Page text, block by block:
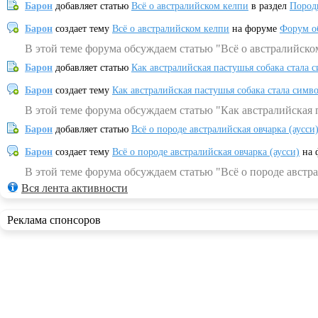
Барон добавляет статью Всё о австралийском келпи в раздел
Барон создает тему Всё о австралийском келпи на форуме Форум
В этой теме форума обсуждаем статью "Всё о
Барон добавляет статью Как австралийская пастушья собака
Барон создает тему Как австралийская пастушья собака стала
В этой теме форума обсуждаем статью "Как
Барон добавляет статью Всё о породе австралийская овчарка (аусси)
Барон создает тему Всё о породе австралийская овчарка (аусси) на
В этой теме форума обсуждаем статью "Всё о породе
Вся лента активности
Реклама спонсоров